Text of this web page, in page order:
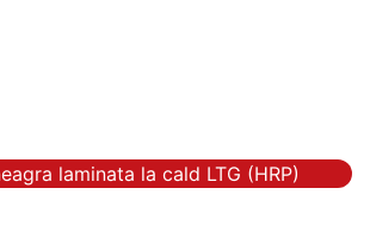
laminata la cald LTG (HRP)